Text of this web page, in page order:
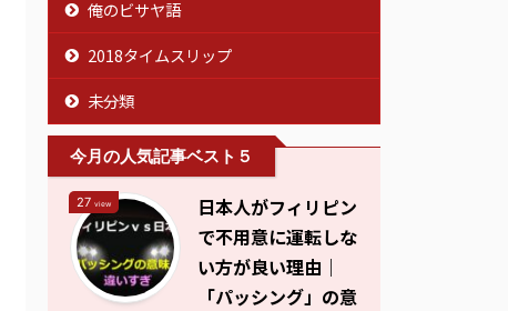
俺のビサヤ語
2018タイムスリップ
未分類
今月の人気記事ベスト５
27 view
日本人がフィリピン
で不用意に運転しな
い方が良い理由｜
「パッシング」の意